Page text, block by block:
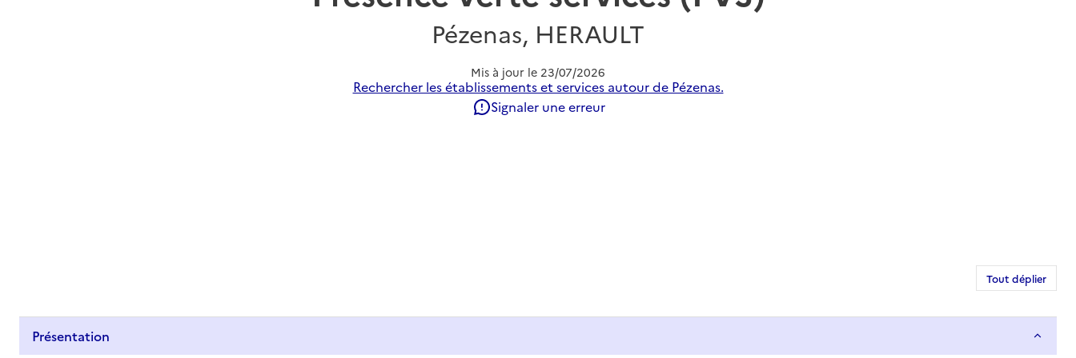
Pézenas, HERAULT
Mis à jour le 23/07/2026
Rechercher les établissements et services autour de Pézenas.
Signaler une erreur
Tout déplier
Présentation